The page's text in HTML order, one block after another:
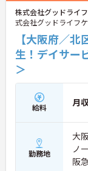
株式会社グッドライ
式会社グッドライフ
【大阪府／
生！デイサー
＞
給料 月
勤務地
大
ノ
阪